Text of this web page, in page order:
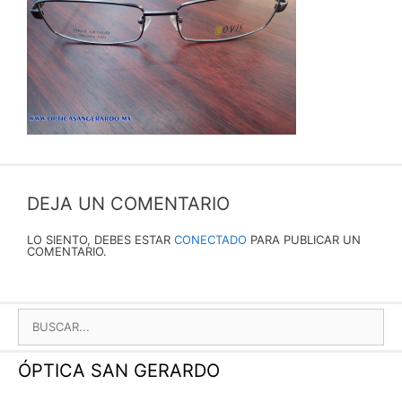
DEJA UN COMENTARIO
LO SIENTO, DEBES ESTAR CONECTADO PARA PUBLICAR UN
COMENTARIO.
BUSCAR:
ÓPTICA SAN GERARDO